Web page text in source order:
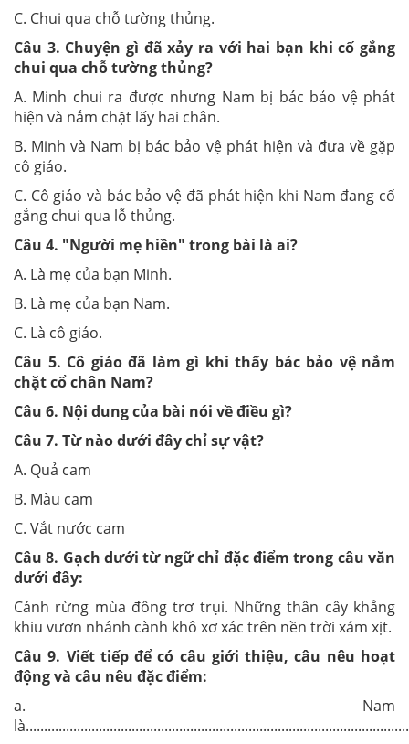
C. Chui qua chỗ tường thủng.
Câu 3. Chuyện gì đã xảy ra với hai bạn khi cố gắng
chui qua chỗ tường thủng?
A. Minh chui ra được nhưng Nam bị bác bảo vệ phát
hiện và nắm chặt lấy hai chân.
B. Minh và Nam bị bác bảo vệ phát hiện và đưa về gặp
cô giáo.
C. Cô giáo và bác bảo vệ đã phát hiện khi Nam đang cố
gắng chui qua lỗ thủng.
Câu 4. "Người mẹ hiền" trong bài là ai?
A. Là mẹ của bạn Minh.
B. Là mẹ của bạn Nam.
C. Là cô giáo.
Câu 5. Cô giáo đã làm gì khi thấy bác bảo vệ nắm
chặt cổ chân Nam?
Câu 6. Nội dung của bài nói về điều gì?
Câu 7. Từ nào dưới đây chỉ sự vật?
A. Quả cam
B. Màu cam
C. Vắt nước cam
Câu8. Gạch dưới từ ngữ chỉ đặc điểm trong câu văn
dưới đây:
Cánh rừng mùa đông trơ trụi. Những thân cây khẳng
khiu vươn nhánh cành khô xơ xác trên nền trời xám xịt.
Câu9. Viết tiếp để có câu giới thiệu, câu nêu hoạt
động và câu nêu đặc điểm:
a. Nam